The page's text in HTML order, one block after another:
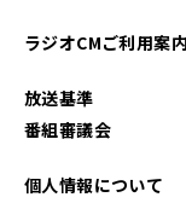
ラジオCMご利用案内
放送基準
番組審議会
個人情報について